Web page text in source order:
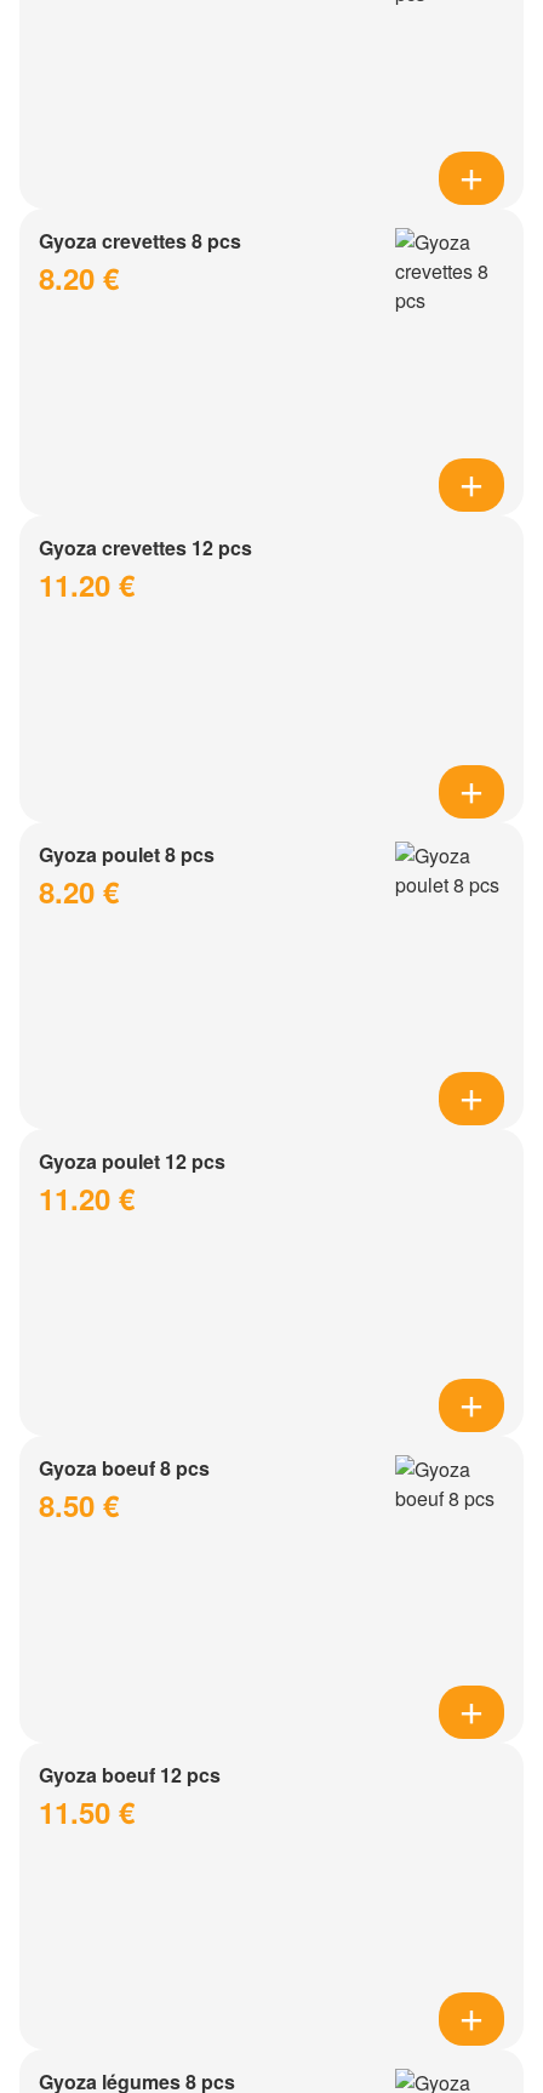
Gyoza crevettes 8 pcs
8.20 €
Gyoza crevettes 12 pcs
11.20 €
Gyoza poulet 8 pcs
8.20 €
Gyoza poulet 12 pcs
11.20 €
Gyoza boeuf 8 pcs
8.50 €
Gyoza boeuf 12 pcs
11.50 €
Gyoza légumes 8 pcs